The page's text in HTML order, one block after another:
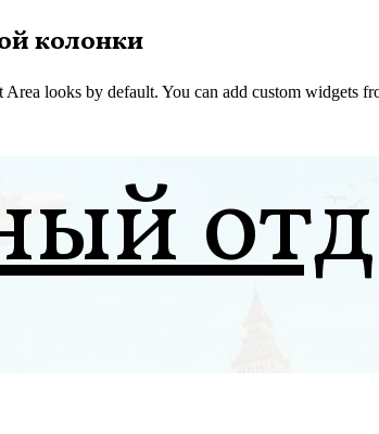
колонки
looks by default. You can add custom widgets